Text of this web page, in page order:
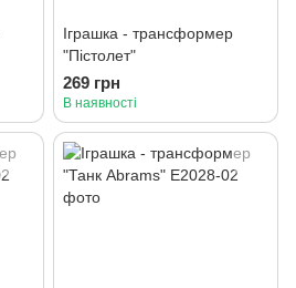
Іграшка - трансформер
"Пістолет"
269 грн
В наявності